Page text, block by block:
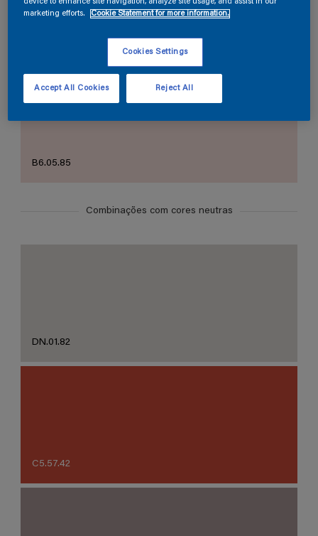
B6.05.85
Combinações com cores neutras
DN.01.82
C5.57.42
device to enhance site navigation, analyze site usage, and assist in our
marketing efforts.
Cookie Statement for more information.
Cookies Settings
Reject All
Accept All Cookies